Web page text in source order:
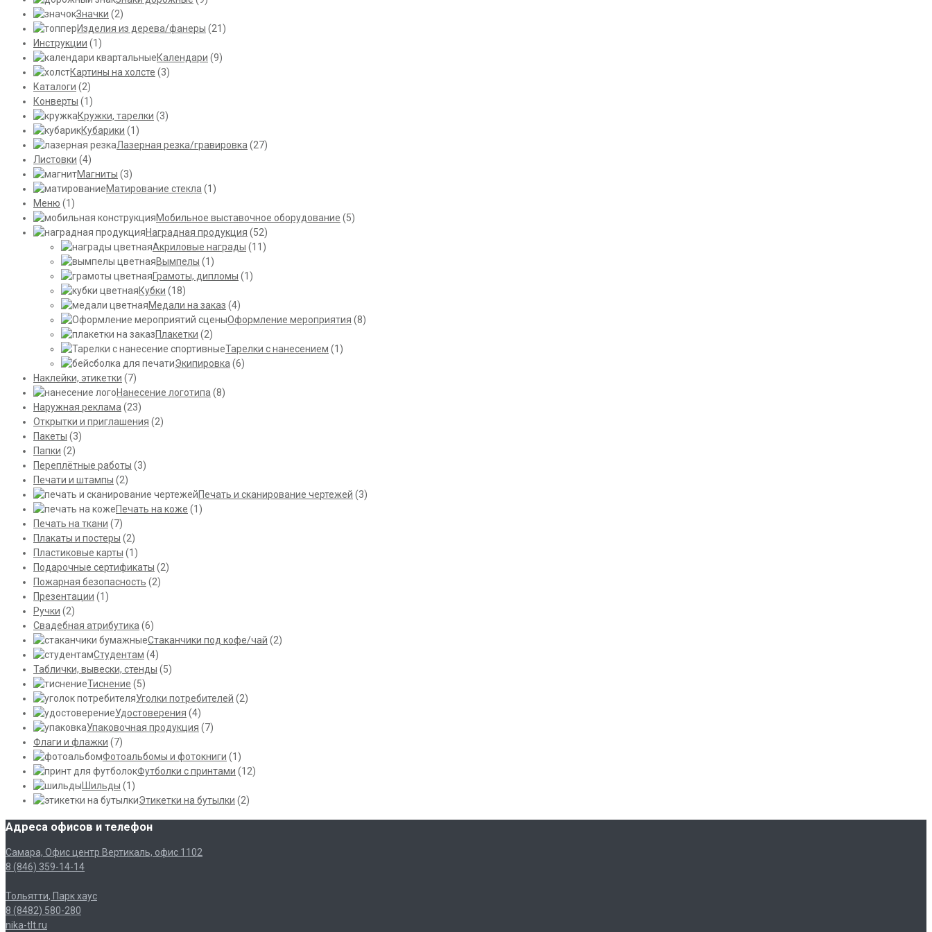
Значки (2)
Изделия из дерева/фанеры (21)
Инструкции (1)
Календари (9)
Картины на холсте (3)
Каталоги (2)
Конверты (1)
Кружки, тарелки (3)
Кубарики (1)
Лазерная резка/гравировка(27)
Листовки (4)
Магниты (3)
Матирование стекла(1)
Меню (1)
Мобильное выставочное оборудование (5)
Наградная продукция (52)
Акриловые награды (11)
Вымпелы (1)
Грамоты, дипломы (1)
Кубки (18)
Медали на заказ (4)
Оформление мероприятия (8)
Плакетки (2)
Тарелки с нанесением (1)
Экипировка(6)
Наклейки, этикетки (7)
Нанесение логотипа(8)
Наружная реклама(23)
Открытки и приглашения (2)
Пакеты (3)
Папки (2)
Переплётные работы (3)
Печати и штампы (2)
Печать и сканирование чертежей (3)
Печать на коже (1)
Печать на ткани (7)
Плакаты и постеры (2)
Пластиковые карты (1)
Подарочные сертификаты (2)
Пожарная безопасность (2)
Презентации (1)
Ручки (2)
Свадебная атрибутика(6)
Стаканчики под кофе/чай (2)
Студентам (4)
Таблички, вывески, стенды (5)
Тиснение (5)
Уголки потребителей (2)
Удостоверения (4)
Упаковочная продукция (7)
Флаги и флажки (7)
Фотоальбомы и фотокниги (1)
Футболки с принтами (12)
Шильды (1)
Этикетки на бутылки (2)
Адреса офисов и телефон
Самара, Офис центр Вертикаль, офис 1102
8 (846) 359-14-14
Тольятти, Парк хаус
8 (8482) 580-280
nika-tlt.ru